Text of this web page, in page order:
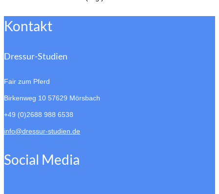
Kontakt
Dressur-Studien
Fair zum Pferd
Birkenweg 10 57629 Mörsbach
+49 (0)2688 988 6538
info@dressur-studien.de
Social Media